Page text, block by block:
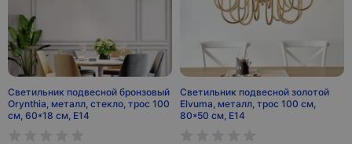
Светильник подвесной бронзовый
Orynthia, металл, стекло, трос 100
см, 60*18 см, Е14
Светильник подвесной золотой
Elvuma, металл, трос 100 см,
80*50 см, E14